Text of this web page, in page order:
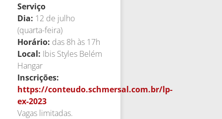
Serviço
Dia: 12 de julho
(quarta-feira)
Horário: das 8h às 17h
Local: Ibis Styles Belém
Hangar
Inscrições:
https://conteudo.schmersal.com.br/lp-
ex-2023
Vagas limitadas.